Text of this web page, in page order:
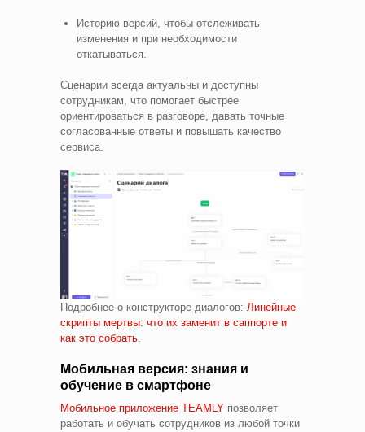
Историю версий, чтобы отслеживать
изменения и при необходимости
откатываться.
Сценарии всегда актуальны и доступны
сотрудникам, что помогает быстрее
ориентироваться в разговоре, давать точные
согласованные ответы и повышать качество
сервиса.
Подробнее о конструкторе диалогов: Линейные
скрипты мертвы: что их заменит в саппорте и
как это собрать.
Мобильная версия: знания и
обучение в смартфоне
Мобильное приложение TEAMLY позволяет
работать и обучать сотрудников из любой точки